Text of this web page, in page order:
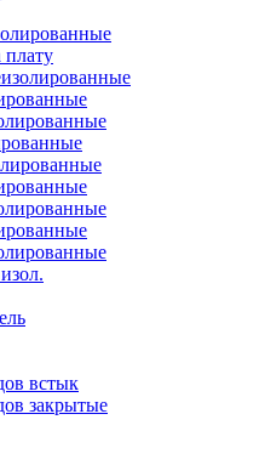
встык
закрытые